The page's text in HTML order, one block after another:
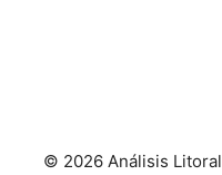
© 2026 Análisis Litoral